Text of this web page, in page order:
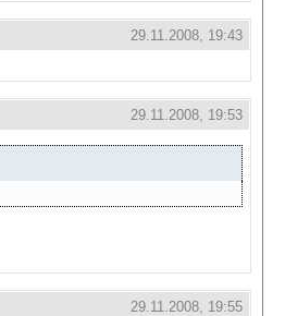
29.11.2008, 19:43
29.11.2008, 19:53
29.11.2008, 19:55